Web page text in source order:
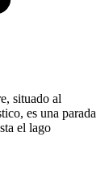
situado al
es una parada
el lago